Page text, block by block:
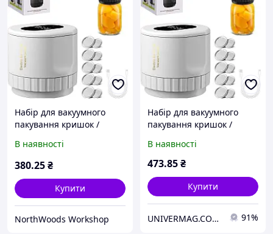
Набір для вакуумного
пакування кришок /
В наявності
380.25₴
Купити
NorthWoods Workshop
Набір для вакуумного
пакування кришок /
В наявності
473.85₴
Купити
UNIVERMAG.COM.UA - товари для дому та відпочинку 91%